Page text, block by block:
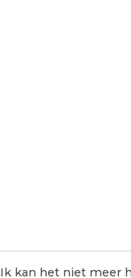
Ik kan het niet meer